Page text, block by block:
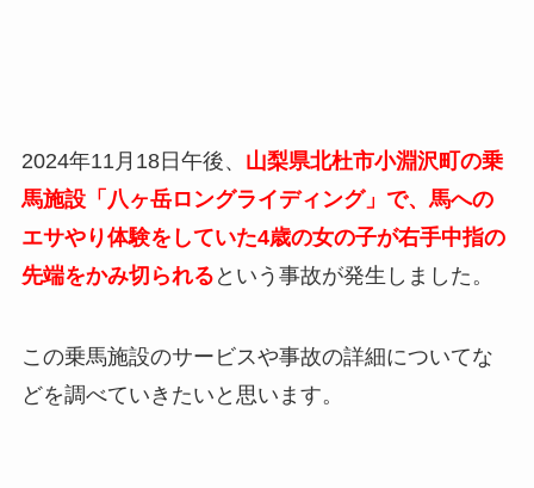
2024年11月18日午後、 山梨県北杜市小淵沢町の乗
馬施設「八ヶ岳ロングライディング」で、馬への
エサやり体験をしていた4歳の女の子が右手中指の
先端をかみ切られる という事故が発生しました。
この乗馬施設のサービスや事故の詳細についてな
どを調べていきたいと思います。